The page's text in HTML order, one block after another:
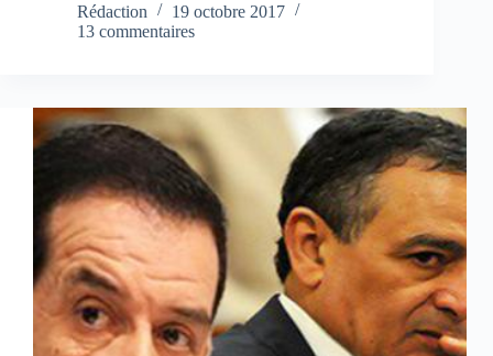
Rédaction
19 octobre 2017
13 commentaires